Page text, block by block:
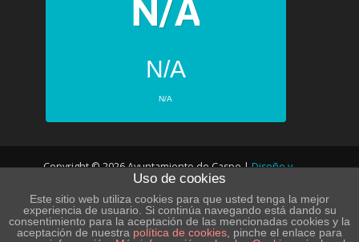
N/A
N/A
N/A N/A
N/A N/A
Copyright © 2026 Ayuntamiento de Caspe |Diseño y
desarrollo web
POLÍTICA DE PRIVACIDAD – LOPD
Uso de cookies
Este sitio web utiliza cookies para que usted tenga la mejor
experiencia de usuario. Si continúa navegando está dando su
consentimiento para la aceptación de las mencionadas cookies y la
aceptación de nuestra política de cookies , pinche el enlace para